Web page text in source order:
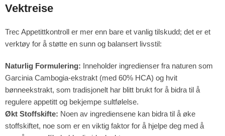
Vektreise
Trec Appetittkontroll er mer enn bare et vanlig tilskudd; det er et
verktøy for å støtte en sunn og balansert livsstil:
Naturlig Formulering: Inneholder ingredienser fra naturen som
Garcinia Cambogia-ekstrakt (med 60% HCA) og hvit
bønneekstrakt, som tradisjonelt har blitt brukt for å bidra til å
regulere appetitt og bekjempe sultfølelse.
Økt Stoffskifte: Noen av ingrediensene kan bidra til å øke
stoffskiftet, noe som er en viktig faktor for å hjelpe deg med å